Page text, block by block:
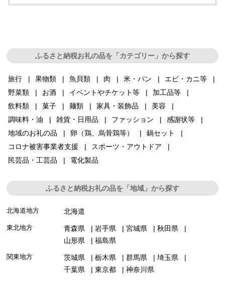
ふるさと納税お礼の品を「カテゴリー」から探す
旅行 果物類 魚貝類 肉 米・パン
エビ・カニ等
野菜類
お酒 イベントやチケット等
加工品等
飲料類
菓子 麺類 家具・装飾品
美容
調味料・油
雑貨・日用品 ファッション
感謝状等
地域のお礼の品
卵（鶏、烏骨鶏等）
鍋セット
コロナ被害事業者支援
スポーツ・アウトドア
民芸品・工芸品
電化製品
ふるさと納税お礼の品を「地域」から探す
北海道地方 北海道
東北地方 青森県 岩手県 宮城県
秋田県
山形県
福島県
関東地方 茨城県 栃木県 群馬県
埼玉県
千葉県
東京都 神奈川県